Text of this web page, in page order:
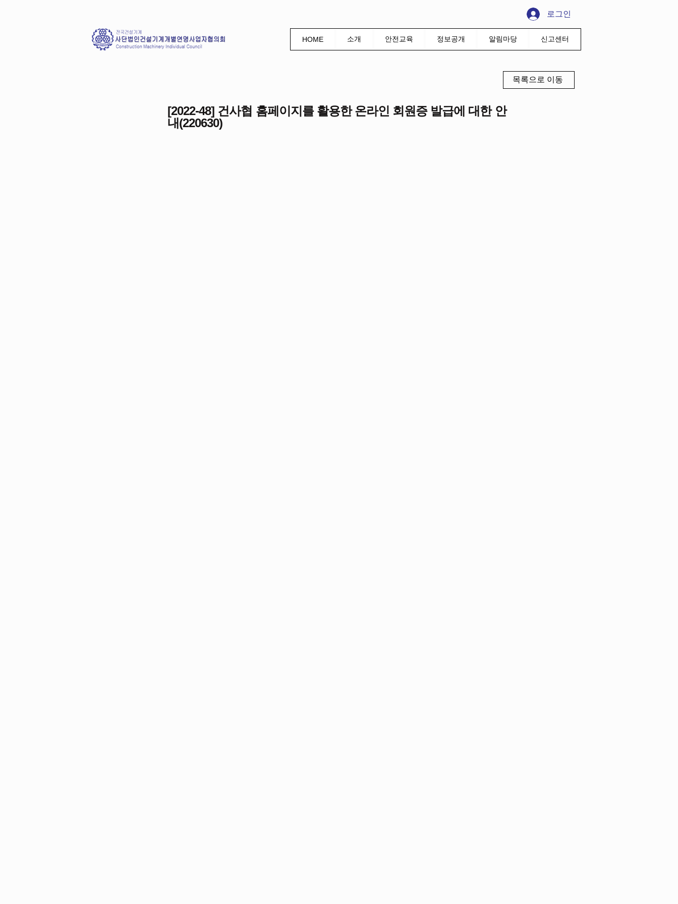
로그인
HOME 소개 안전교육 정보공개 알림마당 신고센터
목록으로 이동
[2022-48] 건사협 홈페이지를 활용한 온라인 회원증 발급에 대한 안
내(220630)